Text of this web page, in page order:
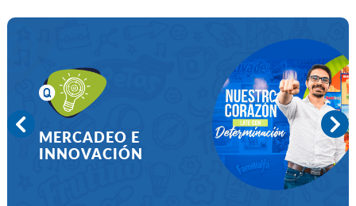
NUESTRAS ÁREAS
MERCADEO E
INNOVACIÓN